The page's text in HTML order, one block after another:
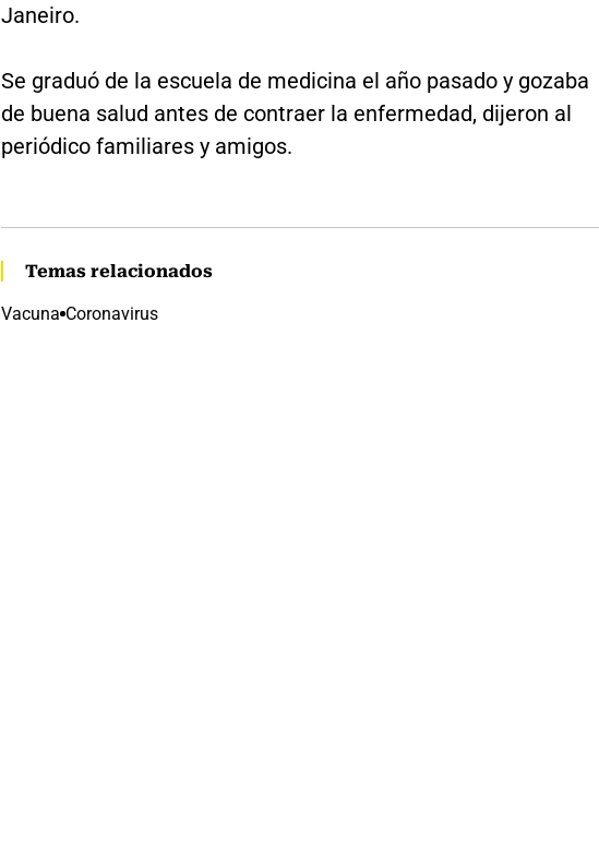
Janeiro.
Se graduó de la escuela de medicina el año pasado y gozaba
de buena salud antes de contraer la enfermedad, dijeron al
periódico familiares y amigos.
Temas relacionados
Vacuna Coronavirus